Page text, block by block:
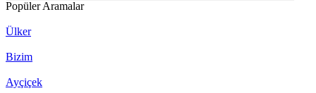
Popüler Aramalar
Ülker
Bizim
Ayçiçek